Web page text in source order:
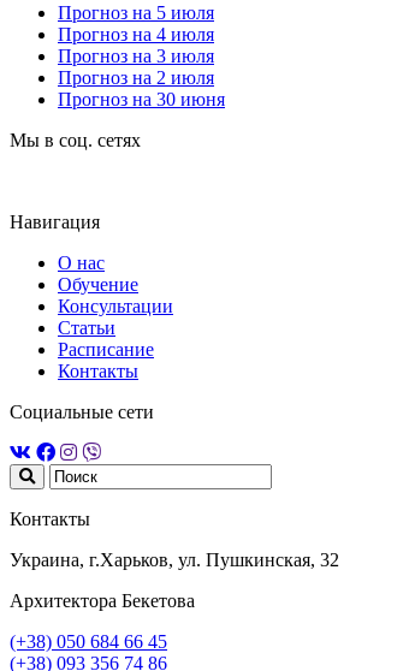
Прогноз на 5 июля
Прогноз на 4 июля
Прогноз на 3 июля
Прогноз на 2 июля
Прогноз на 30 июня
Мы в соц. сетях
Навигация
О нас
Обучение
Консультации
Статьи
Расписание
Контакты
Социальные сети
Контакты
Украина, г.Харьков, ул. Пушкинская, 32
Архитектора Бекетова
(+38) 050 684 66 45
(+38) 093 356 74 86